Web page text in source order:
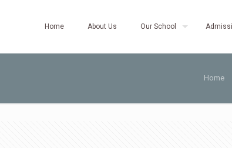
Home About Us Our School
Home